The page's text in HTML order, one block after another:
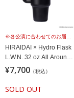
※各公演に合わせてのお届けではございませんこと、予めご理解の上、お買い求めください。
HIRAIDAI × Hydro Flask
L.W.N. 32 oz All Around
Travel Tumbler [Black]
¥7,700 （税込）
SOLD OUT